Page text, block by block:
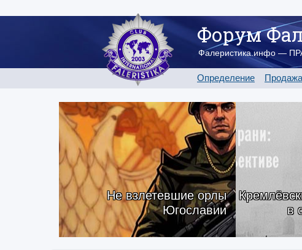
Форум
Фалеристика.инфо —
Определение
Не взлетевшие орлы
Югославии
в